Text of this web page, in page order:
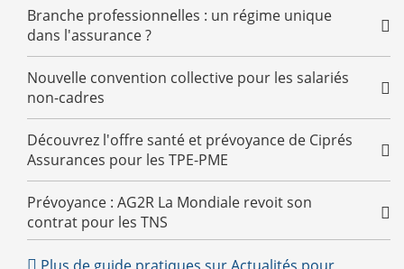
Branche professionnelles : un régime unique
dans l'assurance ?
Nouvelle convention collective pour les salariés
non-cadres
Découvrez l'offre santé et prévoyance de Ciprés
Assurances pour les TPE-PME
Prévoyance : AG2R La Mondiale revoit son
contrat pour les TNS
Découvrez l'observatoire en ligne du CTIP